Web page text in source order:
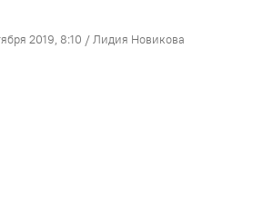
2019, 8:10 /Лидия Новикова